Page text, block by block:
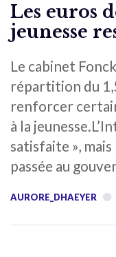
Les euros
jeunesse
Le cabinet
répartition du
renforcer
à la
satisfaite »,
passée au
AURORE_DHAEYER